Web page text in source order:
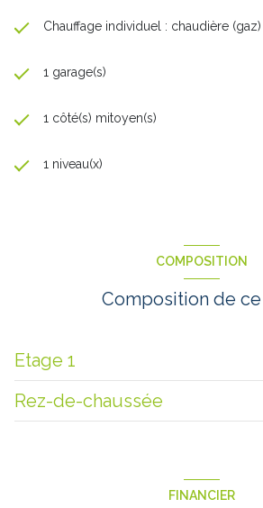
Chauffage individuel : chaudière (gaz)
1 garage(s)
1 côté(s) mitoyen(s)
1 niveau(x)
COMPOSITION
Composition de
Etage 1
chambre
Rez-de-chaussée
FINANCIER